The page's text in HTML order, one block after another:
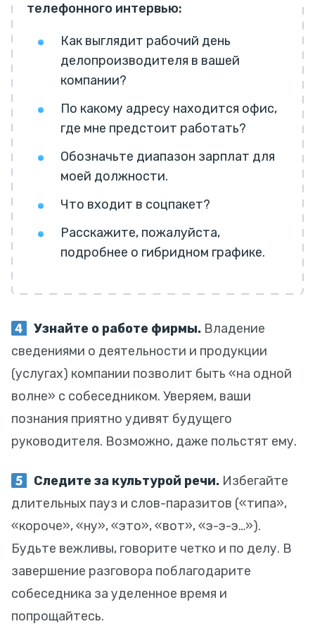
телефонного интервью:
Как выглядит рабочий день
делопроизводителя в вашей
компании?
По какому адресу находится офис,
где мне предстоит работать?
Обозначьте диапазон зарплат для
моей должности.
Что входит в соцпакет?
Расскажите, пожалуйста,
подробнее о гибридном графике.
Узнайте о работе фирмы.Владение
сведениями о деятельности и продукции
(услугах) компании позволит быть «на одной
волне» с собеседником. Уверяем, ваши
познания приятно удивят будущего
руководителя. Возможно, даже польстят ему.
Следите за культурой речи.Избегайте
длительных пауз и слов-паразитов («типа»,
«короче», «ну», «это», «вот», «э-э-э…»).
Будьте вежливы, говорите четко и по делу. В
завершение разговора поблагодарите
собеседника за уделенное время и
попрощайтесь.